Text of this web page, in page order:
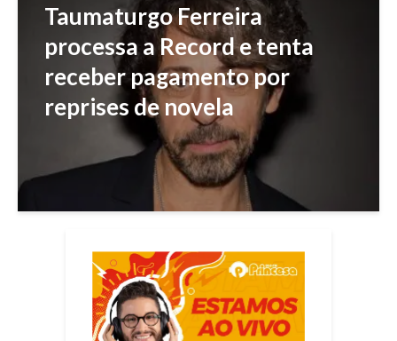
Taumaturgo Ferreira
processa a Record e tenta
receber pagamento por
reprises de novela